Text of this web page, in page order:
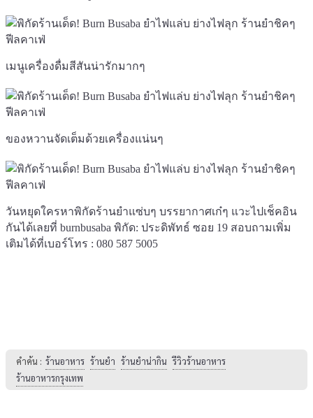
เมนูเครื่องดื่มสีสันน่ารักมากๆ
ของหวานจัดเต็มด้วยเครื่องแน่นๆ
วันหยุดใครหาพิกัดร้านยำแซ่บๆ บรรยากาศเก๋ๆ แวะไปเช็คอิน
กันได้เลยที่ burnbusaba พิกัด: ประดิพัทธ์ ซอย 19 สอบถามเพิ่ม
เติมได้ที่เบอร์โทร : 080 587 5005
คำค้น : ร้านอาหาร ร้านยำ ร้านยำน่ากิน รีวิวร้านอาหาร
ร้านอาหารกรุงเทพ